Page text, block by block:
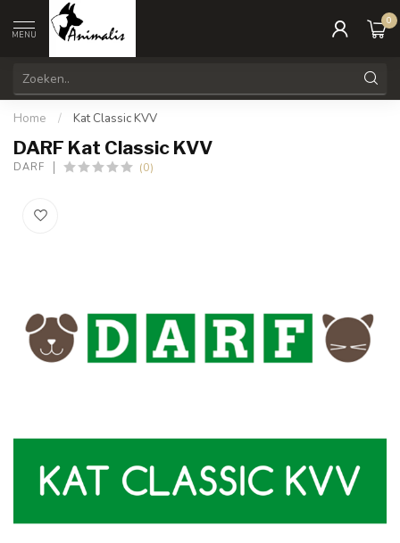
MENU
0
Home / Kat Classic KVV
DARF Kat Classic KVV
DARF (0)